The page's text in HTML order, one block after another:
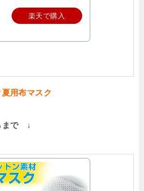
楽天で購入
用布マスク
まで ↓